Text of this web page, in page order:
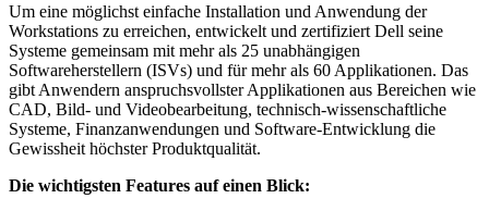
Um eine möglichst einfache Installation und Anwendung der
Workstations zu erreichen, entwickelt und zertifiziert Dell seine
Systeme gemeinsam mit mehr als 25 unabhängigen
Softwareherstellern (ISVs) und für mehr als 60 Applikationen. Das
gibt Anwendern anspruchsvollster Applikationen aus Bereichen wie
CAD, Bild- und Videobearbeitung, technisch-wissenschaftliche
Systeme, Finanzanwendungen und Software-Entwicklung die
Gewissheit höchster Produktqualität.
Die wichtigsten Features auf einen Blick: